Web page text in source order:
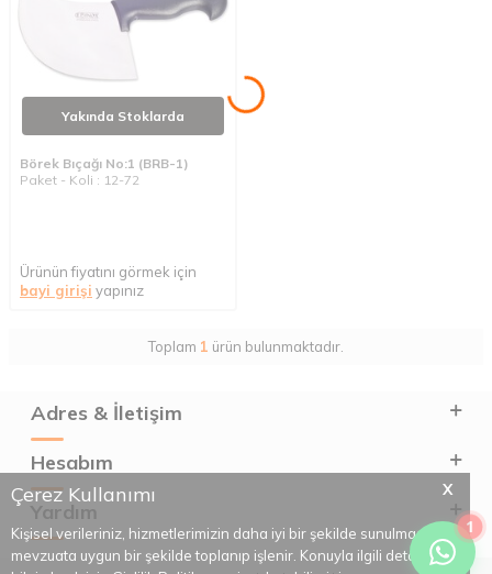
X
Çerez Kullanımı
Kişisel verileriniz, hizmetlerimizin daha iyi bir şekilde sunulması için
mevzuata uygun bir şekilde toplanıp işlenir. Konuyla ilgili detaylı
1
Yakında Stoklarda
Börek Bıçağı No:1 (BRB-1)
Paket - Koli : 12-72
Ürünün fiyatını görmek için
bayi girişi yapınız
Toplam 1 ürün bulunmaktadır.
Adres & İletişim
Hesabım
Yardım